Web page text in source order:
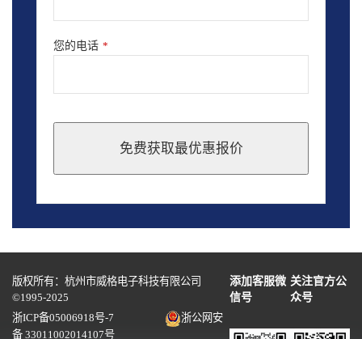
您的电话 *
免费获取最优惠报价
should
blank
版权所有：杭州市威格电子科技有限公司
©1995-2025
添加客服微
信号
关注官方公
众号
浙ICP备05006918号-7
浙公网安
备 33011002014107号